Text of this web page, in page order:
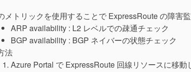
メトリックを使用することで ExpressRoute の障害
ARP availability : L2 レベルでの疎通チェック
BGP availability : BGP ネイバーの状態チェック
法
Azure Portal で ExpressRoute 回線リソースに移